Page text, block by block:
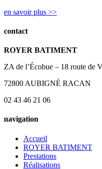
en savoir plus >>
contact
ROYER BATIMENT
ZA de l’Écobue – 18 route de
72800 AUBIGNÉ RACAN
02 43 46 21 06
navigation
Accueil
ROYER BATIMENT
Prestations
Réalisations